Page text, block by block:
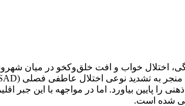
اختلال خواب و افت خلق‌وکخو در میان
پایین بیاورد. اما در مواجهه با این جبر
شده است.